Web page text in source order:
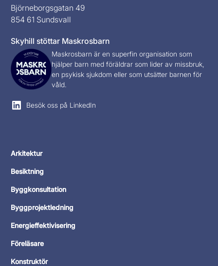
Björneborgsgatan 49
854 61 Sundsvall
Skyhill stöttar Maskrosbarn
Maskrosbarn är en superfin organisation som
hjälper barn med föräldrar som lider av missbruk,
en psykisk sjukdom eller som utsätter barnen för
våld.
Besök oss på LinkedIn
Arkitektur
Besiktning
Byggkonsultation
Byggprojektledning
Energieffektivisering
Föreläsare
Konstruktör